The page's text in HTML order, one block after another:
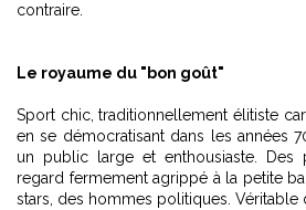
contraire.
Le royaume du "bon goût"
Sport chic, traditionnellement élitiste
en se démocratisant dans les années
un public large et enthousiaste. Des
regard fermement agrippé à la petite
stars, des hommes politiques. Véritable